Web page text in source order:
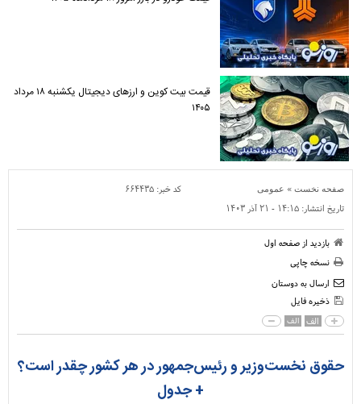
قیمت بیت کوین و ارز‌های دیجیتال یکشنبه ۱۸ مرداد
۱۴۰۵
صفحه نخست » عمومی کد خبر: ۶۶۴۴۳۵
تاریخ انتشار: ۱۴:۱۵ - ۲۱ آذر ۱۴۰۳
بازدید از صفحه اول
نسخه چاپی
ارسال به دوستان
ذخیره فایل
الف الف
حقوق نخست‌وزیر و رئیس‌جمهور در هر کشور چقدر است؟
+ جدول